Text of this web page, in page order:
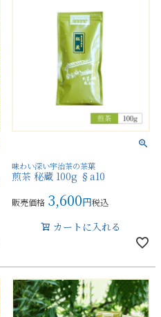
味わい深い宇治茶の茶葉
煎茶 秘蔵 100g §a10
販売価格 3,600 税込
カートに入れる